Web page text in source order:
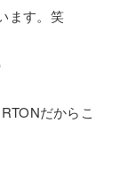
ます。笑
だからこ